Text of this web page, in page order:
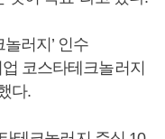
러지’ 인수
코스타테크놀러지
다.